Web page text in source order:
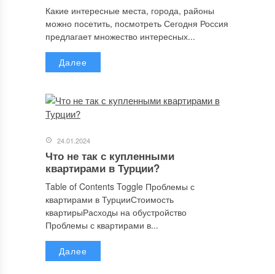
Какие интересные места, города, районы
можно посетить, посмотреть Сегодня Россия
предлагает множество интересных...
Далее
24.01.2024
Что не так с купленными
квартирами в Турции?
Table of Contents Toggle Проблемы с
квартирами в ТурцииСтоимость
квартирыРасходы на обустройство
Проблемы с квартирами в...
Далее